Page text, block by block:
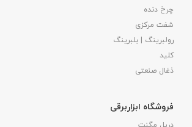
چرخ دنده
شفت مرکزی
رولبرینگ | بلبرینگ
کلید
ذغال صنعتی
فروشگاه ابزاربرقی
دریل مگنت